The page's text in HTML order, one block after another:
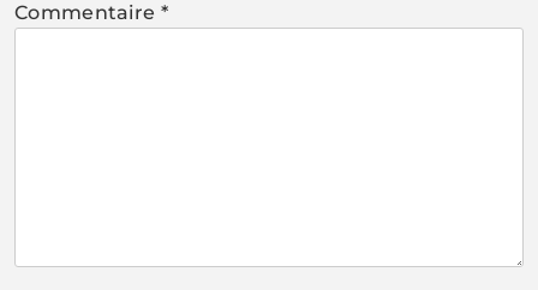
Commentaire *